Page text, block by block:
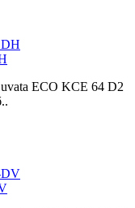
ECO KCE 64 D2